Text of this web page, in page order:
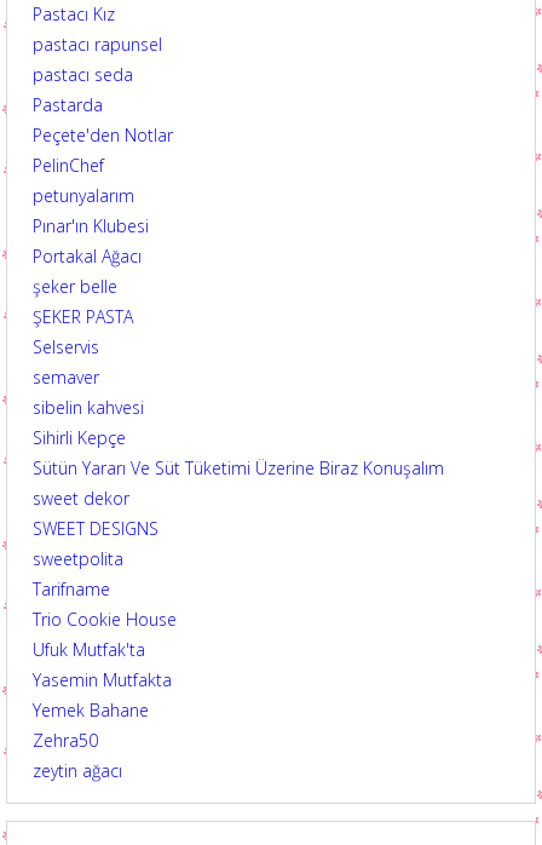
Pastacı Kız
pastacı rapunsel
pastacı seda
Pastarda
Peçete'den Notlar
PelinChef
petunyalarım
Pınar'ın Klubesi
Portakal Ağacı
şeker belle
ŞEKER PASTA
Selservis
semaver
sibelin kahvesi
Sihirli Kepçe
Sütün Yararı Ve Süt Tüketimi Üzerine Biraz Konuşalım
sweet dekor
SWEET DESIGNS
sweetpolita
Tarifname
Trio Cookie House
Ufuk Mutfak'ta
Yasemin Mutfakta
Yemek Bahane
Zehra50
zeytin ağacı